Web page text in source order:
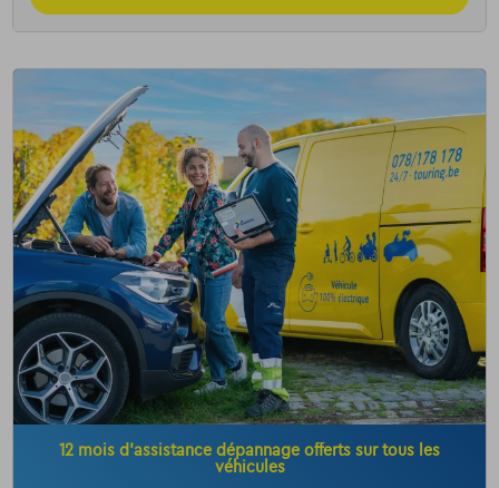
12 mois d’assistance dépannage offerts sur tous les
véhicules